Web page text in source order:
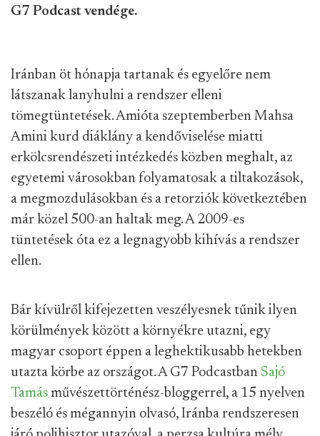
G7 Podcast vendége.
Iránban öt hónapja tartanak és egyelőre nem
látszanak lanyhulni a rendszer elleni
tömegtüntetések. Amióta szeptemberben Mahsa
Amini kurd diáklány a kendőviselése miatti
erkölcsrendészeti intézkedés közben meghalt, az
egyetemi városokban folyamatosak a tiltakozások,
a megmozdulásokban és a retorziók következtében
már közel 500-an haltak meg. A 2009-es
tüntetések óta ez a legnagyobb kihívás a rendszer
ellen.
Bár kívülről kifejezetten veszélyesnek tűnik ilyen
körülmények között a környékre utazni, egy
magyar csoport éppen a leghektikusabb hetekben
utazta körbe az országot. A G7 Podcastban Sajó
Tamás művészettörténész-bloggerrel, a 15 nyelven
beszéló és mégannyin olvasó, Iránba rendszeresen